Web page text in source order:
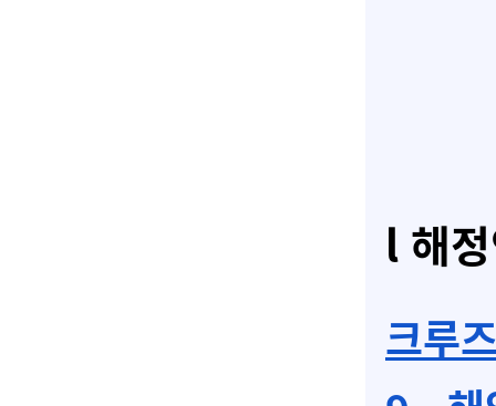
l 해
크루